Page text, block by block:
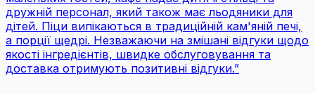
дружній персонал, який також має льодяники для
дітей. Піци випікаються в традиційній кам'яній печі,
а порції щедрі. Незважаючи на змішані відгуки щодо
якості інгредієнтів, швидке обслуговування та
доставка отримують позитивні відгуки.”